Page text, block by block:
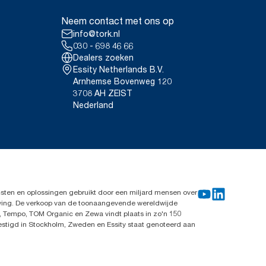
Neem contact met ons op
info@tork.nl
030 - 698 46 66
Dealers zoeken
Essity Netherlands B.V.
Arnhemse Bovenweg 120
3708 AH ZEIST
Nederland
en oplossingen gebruikt door een miljard mensen over
De verkoop van de toonaangevende wereldwijde
TOM Organic en Zewa vindt plaats in zo'n 150
in Stockholm, Zweden en Essity staat genoteerd aan